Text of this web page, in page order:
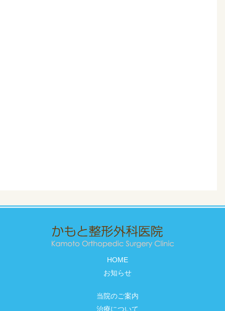
HOME
お知らせ
当院のご案内
治療について